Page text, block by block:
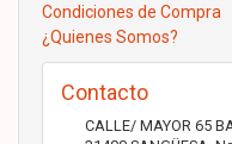
Condiciones de Compra
¿Quienes Somos?
Contacto
CALLE/ MAYOR 65